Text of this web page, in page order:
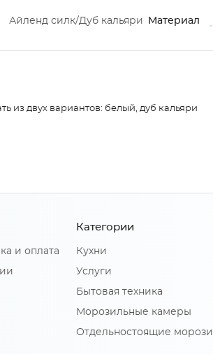
Айленд силк/Дуб кальяри Материал
из двух вариантов: белый, дуб кальяри
и оплата
Категории
Кухни
Услуги
Бытовая техника
Морозильные камеры
Отдельностоящие